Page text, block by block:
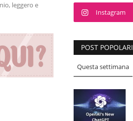
leggero e
Instagram
POST POPOLARI
Questa settimana